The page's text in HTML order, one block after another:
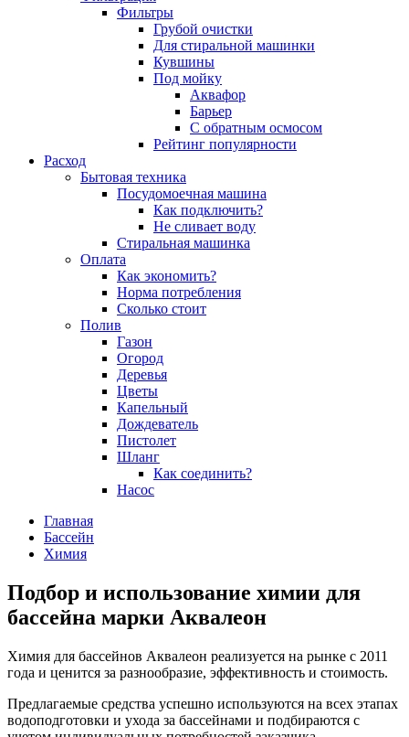
Фильтры
Грубой очистки
Для стиральной машинки
Кувшины
Под мойку
Аквафор
Барьер
С обратным осмосом
Рейтинг популярности
Расход
Бытовая техника
Посудомоечная машина
Как подключить?
Не сливает воду
Стиральная машинка
Оплата
Как экономить?
Норма потребления
Сколько стоит
Полив
Газон
Огород
Деревья
Цветы
Капельный
Дождеватель
Пистолет
Шланг
Как соединить?
Насос
Главная
Бассейн
Химия
Подбор и использование химии для
бассейна марки Аквалеон
Химия для бассейнов Аквалеон реализуется на рынке с 2011
года и ценится за разнообразие, эффективность и стоимость.
Предлагаемые средства успешно используются на всех этапах
водоподготовки и ухода за бассейнами и подбираются с